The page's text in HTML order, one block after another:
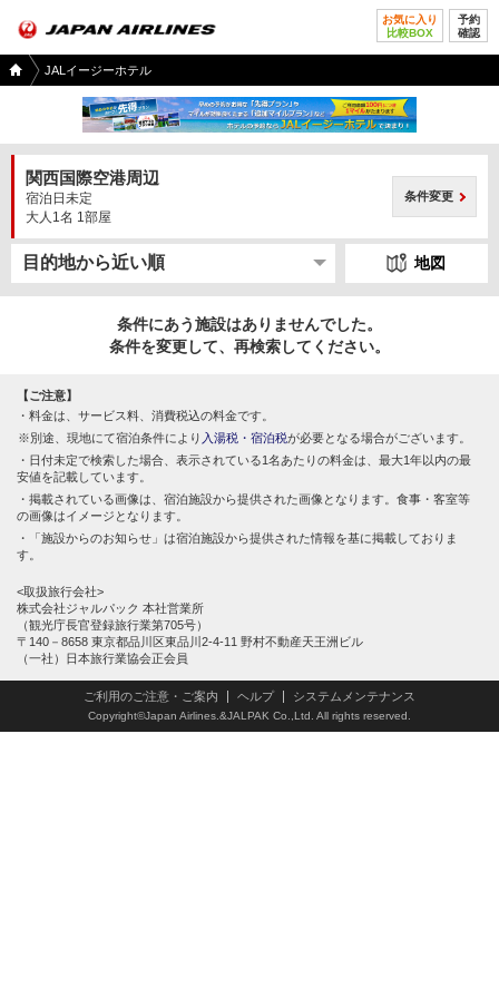
お気に入り
比較BOX
予約
確認
国内
ツア
JALイージーホテル
関西国際空港周辺
宿泊日未定
大人1名 1部屋
条件変更
地図
条件にあう施設はありませんでした。
条件を変更して、再検索してください。
【ご注意】
料金は、サービス料、消費税込の料金です。
別途、現地にて宿泊条件により 入湯税・宿泊税が必要となる場合がございます。
日付未定で検索した場合、表示されている1名あたりの料金は、最大1年以内の最
安値を記載しています。
掲載されている画像は、宿泊施設から提供された画像となります。食事・客室等
の画像はイメージとなります。
「施設からのお知らせ」は宿泊施設から提供された情報を基に掲載しておりま
す。
<取扱旅行会社>
株式会社ジャルパック 本社営業所
（観光庁長官登録旅行業第705号）
〒140－8658 東京都品川区東品川2-4-11 野村不動産天王洲ビル
（一社）日本旅行業協会正会員
ご利用のご注意・ご案内 ヘルプ システムメンテナンス
Copyright©Japan Airlines.&JALPAK Co.,Ltd. All rights reserved.